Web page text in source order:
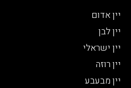
יין אדום
יין לבן
יין ישראלי
יין רוזה
יין מבעבע